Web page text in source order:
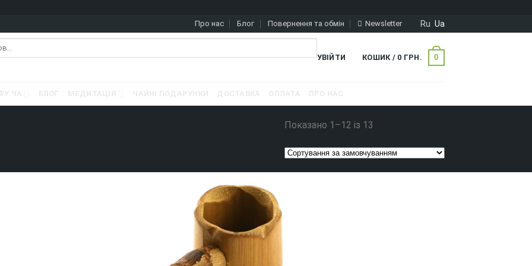
Про нас Блог Повернення та обмін Newsletter Ru Ua
УВІЙТИ КОШИК / 0 ГРН. 0
Показано 1–12 із 13